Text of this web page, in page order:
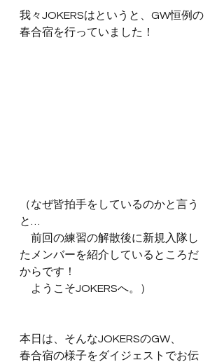
我々JOKERSはというと、GW恒例の
春合宿を行っていました！
（なぜ皆拍手をしているのかと言う
と…
前回の練習の解散後に新規入隊し
たメンバーを紹介しているところだ
からです！
ようこそJOKERSへ。）
本日は、そんなJOKERSのGW、
春合宿の様子をダイジェストでお伝